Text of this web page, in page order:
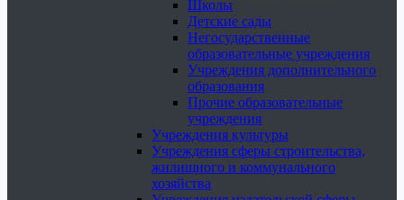
Школы
Детские сады
Негосударственные
образовательные учреждения
Учреждения дополнительного
образования
Прочие образовательные
учреждения
Учреждения культуры
Учреждения сферы строительства,
жилищного и коммунального
хозяйства